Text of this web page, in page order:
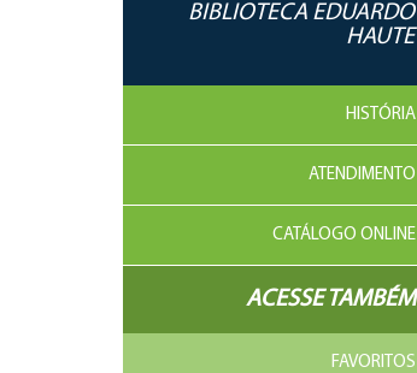
BIBLIOTECA EDUARDO
HAUTE
HISTÓRIA
ATENDIMENTO
CATÁLOGO ONLINE
ACESSE TAMBÉM
FAVORITOS